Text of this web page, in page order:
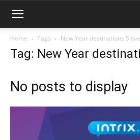
Home Tags New Year destinations
Tag: New Year
No posts to display